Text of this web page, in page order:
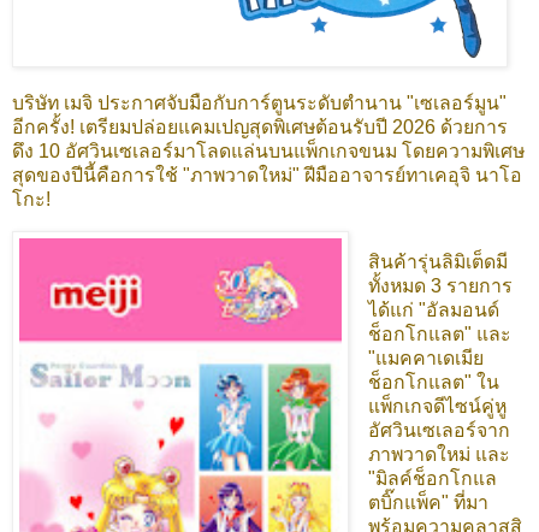
บริษัท เมจิ ประกาศจับมือกับการ์ตูนระดับตำนาน "เซเลอร์มูน"
อีกครั้ง! เตรียมปล่อยแคมเปญสุดพิเศษต้อนรับปี 2026 ด้วยการ
ดึง 10 อัศวินเซเลอร์มาโลดแล่นบนแพ็กเกจขนม โดยความพิเศษ
สุดของปีนี้คือการใช้ "ภาพวาดใหม่" ฝีมืออาจารย์ทาเคอุจิ นาโอ
โกะ!
สินค้ารุ่นลิมิเต็ดมี
ทั้งหมด 3 รายการ
ได้แก่ "อัลมอนด์
ช็อกโกแลต" และ
"แมคคาเดเมีย
ช็อกโกแลต" ใน
แพ็กเกจดีไซน์คู่หู
อัศวินเซเลอร์จาก
ภาพวาดใหม่ และ
"มิลค์ช็อกโกแล
ตบิ๊กแพ็ค" ที่มา
พร้อมความคลาสสิ